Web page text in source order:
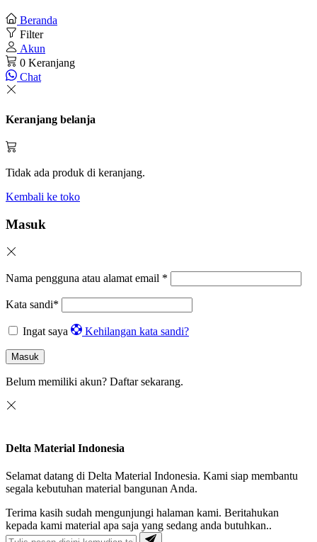
Beranda
Filter
Akun
0 Keranjang
Chat
Keranjang belanja
Tidak ada produk di keranjang.
Kembali ke toko
Masuk
Nama pengguna atau alamat email *
Kata sandi*
Ingat saya Kehilangan kata sandi?
Masuk
Belum memiliki akun? Daftar sekarang.
Delta Material Indonesia
Selamat datang di Delta Material Indonesia. Kami siap membantu
segala kebutuhan material bangunan Anda.
Terima kasih sudah mengunjungi halaman kami. Beritahukan
kepada kami material apa saja yang sedang anda butuhkan..